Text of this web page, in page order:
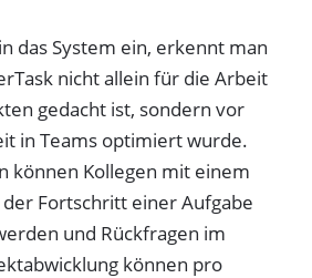
das System ein, erkennt man
nicht allein für die Arbeit
gedacht ist, sondern vor
in Teams optimiert wurde.
können Kollegen mit einem
der Fortschritt einer Aufgabe
und Rückfragen im
können pro